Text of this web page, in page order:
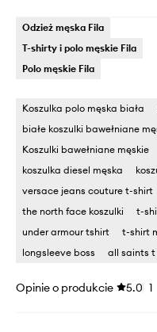
Odzież męska Fila
T-shirty i polo męskie Fila
Polo męskie Fila
Koszulka polo męska biała
białe koszulki bawełniane
Koszulki bawełniane męskie
koszulka diesel męska
versace jeans couture t-shirt
the north face koszulki
t-
under armour tshirt
t-shirt
longsleeve boss
all saints t
Opinie o produkcie 5.0 1